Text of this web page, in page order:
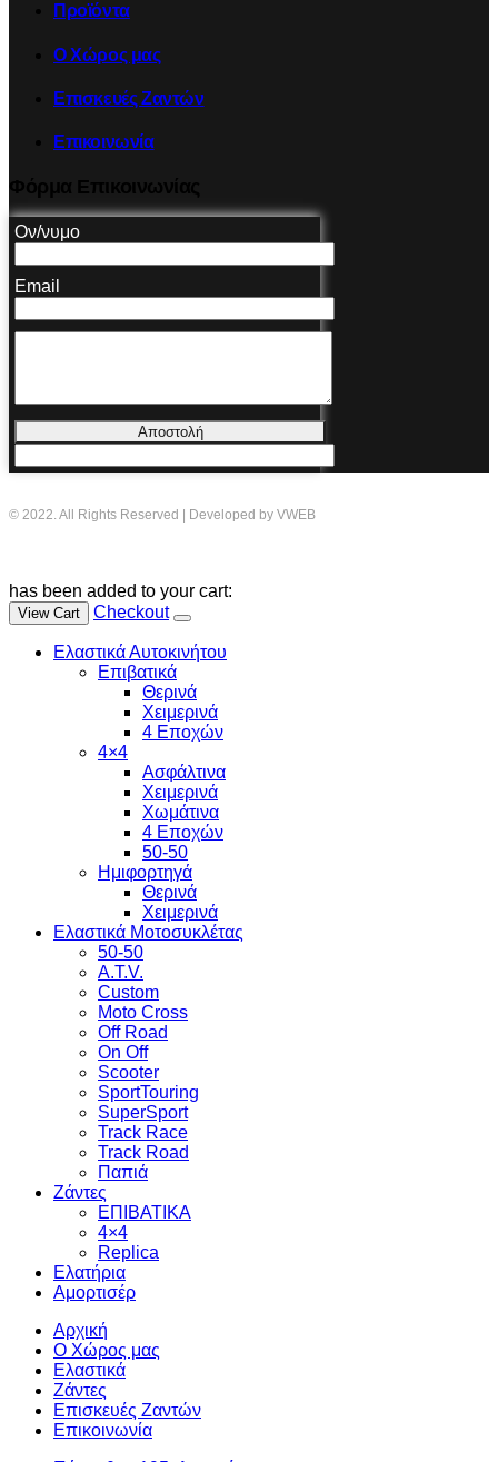
Προϊόντα
Ο Χώρος μας
Επισκευές Ζαντών
Επικοινωνία
Ον/νυμο
Email
Αποστολή
© 2022. All Rights Reserved | Developed by VWEB
has been added to your cart:
View Cart Checkout
Ελαστικά Αυτοκινήτου
Επιβατικά
Θερινά
Χειμερινά
4 Εποχών
4×4
Ασφάλτινα
Χειμερινά
Χωμάτινα
4 Εποχών
50-50
Ημιφορτηγά
Θερινά
Χειμερινά
Ελαστικά Μοτοσυκλέτας
50-50
A.T.V.
Custom
Moto Cross
Off Road
On Off
Scooter
SportTouring
SuperSport
Track Race
Track Road
Παπιά
Ζάντες
ΕΠΙΒΑΤΙΚΑ
4×4
Replica
Ελατήρια
Αμορτισέρ
Αρχική
Ο Χώρος μας
Ελαστικά
Ζάντες
Επισκευές Ζαντών
Επικοινωνία